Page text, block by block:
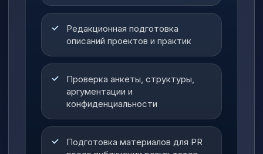
Редакционная подготовка
описаний проектов и практик
Проверка анкеты, структуры,
аргументации и
конфиденциальности
Подготовка материалов для PR